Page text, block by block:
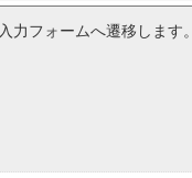
入力フォームへ遷移します。